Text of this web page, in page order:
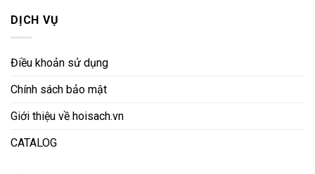
DỊCH VỤ
Điều khoản sử dụng
Chính sách bảo mật
Giới thiệu về hoisach.vn
CATALOG